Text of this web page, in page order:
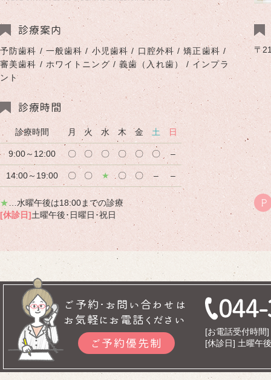
診療案内
予防歯科 / 一般歯科 / 小児歯科 / 口腔外科 / 矯正歯科 /
審美歯科 / ホワイトニング / 義歯（入れ歯） / インプラ
ント
診療時間
診療時間 月 火 水 木 金 土 日
9:00～12:00 〇 〇 〇 〇 〇 〇 –
14:00～19:00 〇 〇 ★ 〇 〇 – –
★ …水曜午後は18:00までの診療
[休診日]土曜午後･日曜日･祝日
〒
P
ご予約･お問い合わせは
お気軽にお電話ください
ご予約優先制
[お電話受付時間
[休診日] 土曜午